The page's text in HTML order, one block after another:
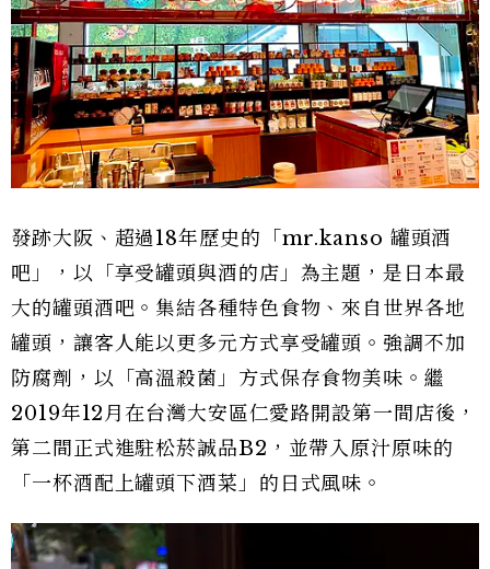
發跡大阪、超過18年歷史的「mr.kanso 罐頭酒
吧」，以「享受罐頭與酒的店」為主題，是日本最
大的罐頭酒吧。集結各種特色食物、來自世界各地
罐頭，讓客人能以更多元方式享受罐頭。強調不加
防腐劑，以「高溫殺菌」方式保存食物美味。繼
2019年12月在台灣大安區仁愛路開設第一間店後，
第二間正式進駐松菸誠品B2，並帶入原汁原味的
「一杯酒配上罐頭下酒菜」的日式風味。